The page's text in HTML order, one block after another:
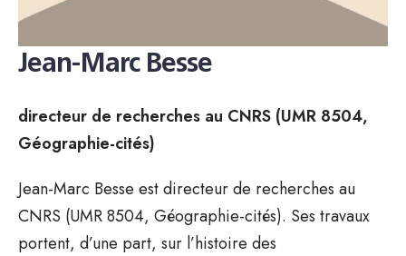
Jean-Marc Besse
directeur de recherches au CNRS (UMR 8504,
Géographie-cités)
Jean-Marc Besse est directeur de recherches au
CNRS (UMR 8504, Géographie-cités). Ses travaux
portent, d’une part, sur l’histoire des